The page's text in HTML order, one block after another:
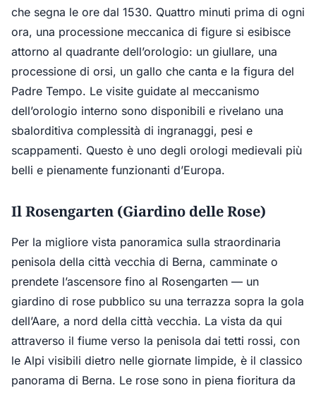
che segna le ore dal 1530. Quattro minuti prima di ogni
ora, una processione meccanica di figure si esibisce
attorno al quadrante dell’orologio: un giullare, una
processione di orsi, un gallo che canta e la figura del
Padre Tempo. Le visite guidate al meccanismo
dell’orologio interno sono disponibili e rivelano una
sbalorditiva complessità di ingranaggi, pesi e
scappamenti. Questo è uno degli orologi medievali più
belli e pienamente funzionanti d’Europa.
Il Rosengarten (Giardino delle Rose)
Per la migliore vista panoramica sulla straordinaria
penisola della città vecchia di Berna, camminate o
prendete l’ascensore fino al Rosengarten — un
giardino di rose pubblico su una terrazza sopra la gola
dell’Aare, a nord della città vecchia. La vista da qui
attraverso il fiume verso la penisola dai tetti rossi, con
le Alpi visibili dietro nelle giornate limpide, è il classico
panorama di Berna. Le rose sono in piena fioritura da